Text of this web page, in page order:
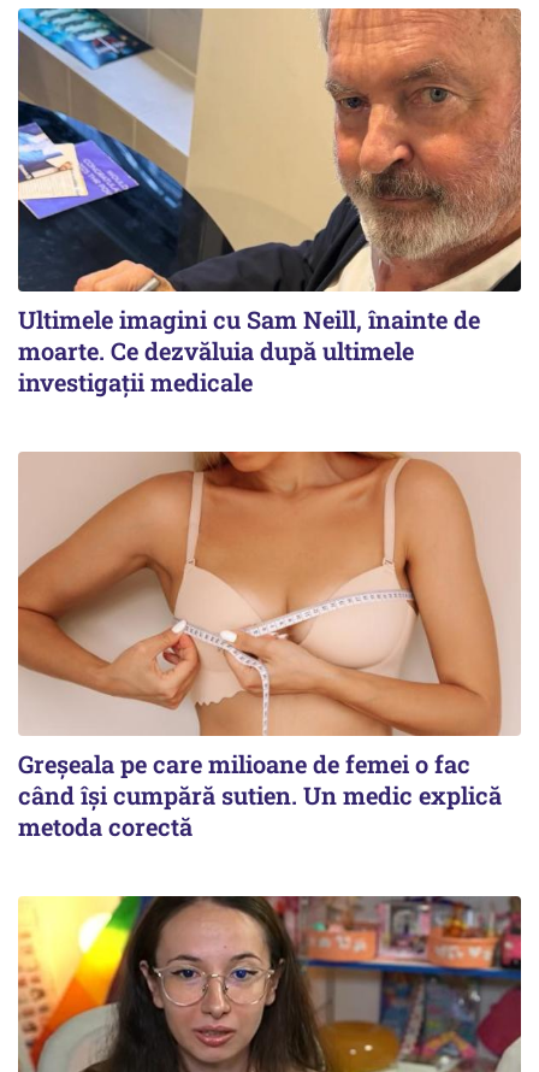
Ultimele imagini cu Sam Neill, înainte de
moarte. Ce dezvăluia după ultimele
investigații medicale
Greșeala pe care milioane de femei o fac
când își cumpără sutien. Un medic explică
metoda corectă